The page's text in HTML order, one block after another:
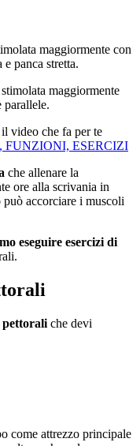
maggiormente con
panca stretta.
maggiormente
parallele.
video che fa per te
ESERCIZI
che allenare la
ore alla scrivania in
accorciare i muscoli
eseguire esercizi di
che devi
come attrezzo principale